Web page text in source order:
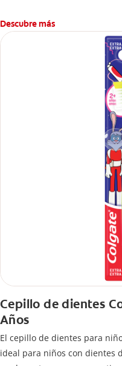
Descubre más
Cepillo de dientes
Años
El cepillo de dientes para
ideal para niños con dientes